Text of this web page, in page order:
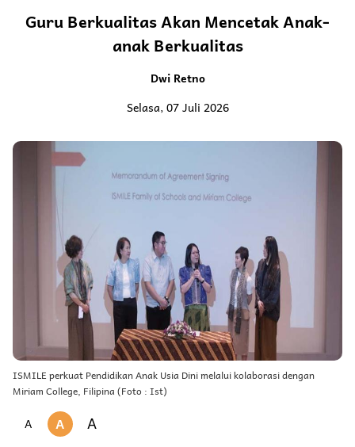
Guru Berkualitas Akan Mencetak Anak-
anak Berkualitas
Dwi Retno
Selasa, 07 Juli 2026
ISMILE perkuat Pendidikan Anak Usia Dini melalui kolaborasi dengan
Miriam College, Filipina (Foto : Ist)
A A A